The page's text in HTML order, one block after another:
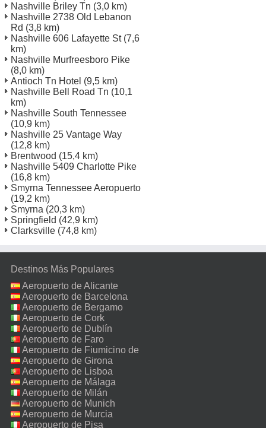
Nashville Briley Tn (3,0 km)
Nashville 2738 Old Lebanon
Rd (3,8 km)
Nashville 606 Lafayette St(7,6
km)
Nashville Murfreesboro Pike
(8,0 km)
Antioch Tn Hotel (9,5 km)
Nashville Bell Road Tn (10,1
km)
Nashville South Tennessee
(10,9 km)
Nashville 25 Vantage Way
(12,8 km)
Brentwood (15,4 km)
Nashville 5409 Charlotte Pike
(16,8 km)
Smyrna Tennessee Aeropuerto
(19,2 km)
Smyrna (20,3 km)
Springfield (42,9 km)
Clarksville (74,8 km)
Destinos Más Populares
Aeropuerto de Alicante
Aeropuerto de Barcelona
Aeropuerto de Bergamo
Aeropuerto de Cork
Aeropuerto de Dublín
Aeropuerto de Faro
Aeropuerto de Fiumicino de
Roma
Aeropuerto de Girona
Aeropuerto de Lisboa
Aeropuerto de Málaga
Aeropuerto de Milán
Malpensa
Aeropuerto de Munich
Aeropuerto de Murcia
Aeropuerto de Pisa